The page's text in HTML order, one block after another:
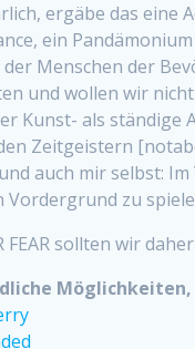
ergäbe das eine
ein
der Menschen der
und wollen wir
Kunst- als ständige
Zeitgeistern
auch mir selbst:
Vordergrund zu
FEAR sollten wir